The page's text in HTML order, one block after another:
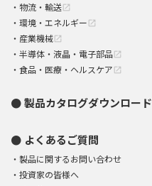
物流・輸送 open_in_new
環境・エネルギー open_in_new
産業機械 open_in_new
半導体・液晶・電子部品 open_in_new
食品・医療・ヘルスケア open_in_new
製品カタログダウンロード
よくあるご質問
製品に関するお問い合わせ
投資家の皆様へ